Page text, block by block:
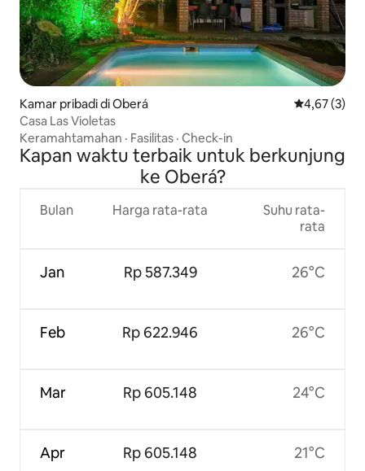
Kamar pribadi di Oberá Nilai rata-
4,67 (3)
Casa Las Violetas
Keramahtamahan · Fasilitas · Check-in
Kapan waktu terbaik untuk berkunjung
ke Oberá?
Bulan
Jan
Feb
Mar
Apr
Harga rata-rata
Rp 587.349
Rp 622.946
Rp 605.148
Rp 605.148
Suhu rata-
rata
26°C
26°C
24°C
21°C